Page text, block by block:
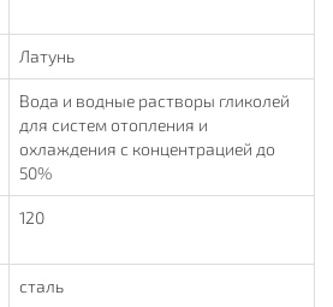
Латунь
Вода и водные растворы гликолей
для систем отопления и
охлаждения с концентрацией до
50%
120
сталь